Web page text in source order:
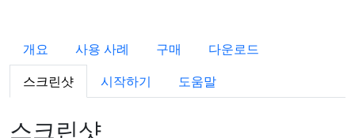
개요 사용 사례 구매
다운로드
스크린샷
시작하기 도움말
스크린샷